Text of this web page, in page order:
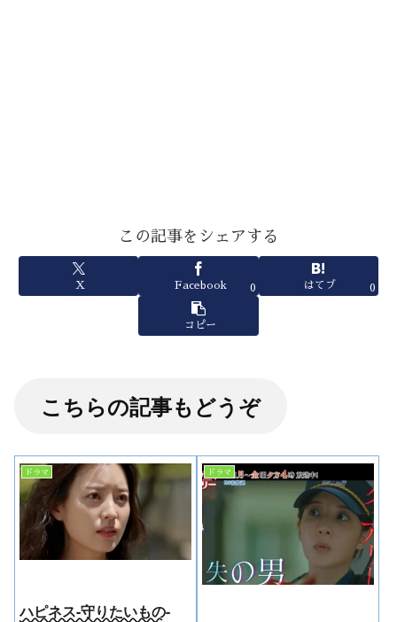
この記事をシェアする
X Facebook 0 はてブ 0
コピー
こちらの記事もどうぞ
ドラマ
ハピネス-守りたいもの-
ドラマ